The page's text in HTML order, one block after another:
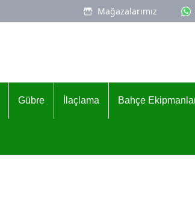
Mağazalarımız
Gübre İlaçlama Bahçe